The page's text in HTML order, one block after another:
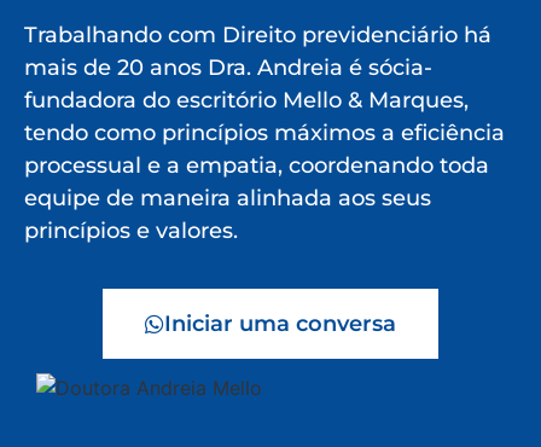
Trabalhando com Direito previdenciário há
mais de 20 anos Dra. Andreia é sócia-
fundadora do escritório Mello & Marques,
tendo como princípios máximos a eficiência
processual e a empatia, coordenando toda
equipe de maneira alinhada aos seus
princípios e valores.
Iniciar uma conversa